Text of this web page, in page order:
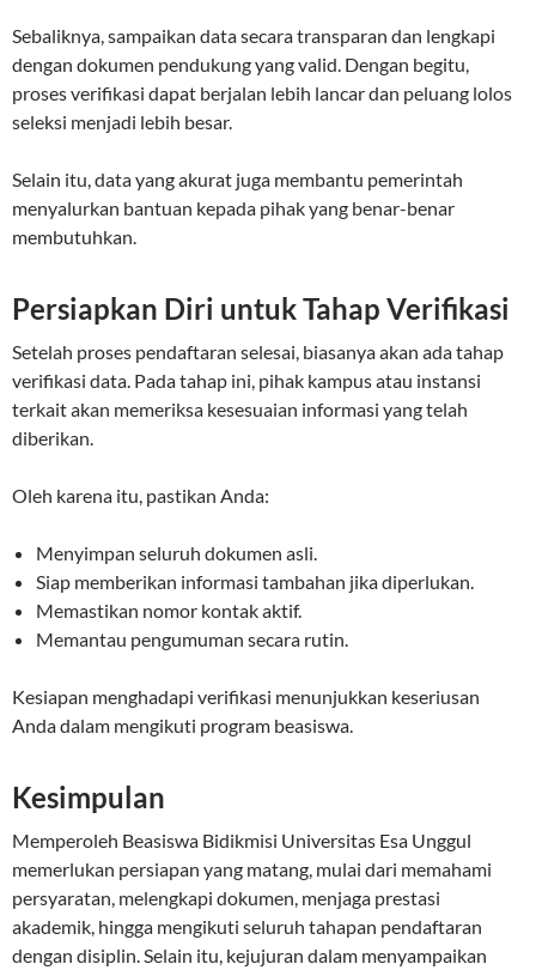
Sebaliknya, sampaikan data secara transparan dan lengkapi
dengan dokumen pendukung yang valid. Dengan begitu,
proses verifikasi dapat berjalan lebih lancar dan peluang lolos
seleksi menjadi lebih besar.
Selain itu, data yang akurat juga membantu pemerintah
menyalurkan bantuan kepada pihak yang benar-benar
membutuhkan.
Persiapkan Diri untuk Tahap Verifikasi
Setelah proses pendaftaran selesai, biasanya akan ada tahap
verifikasi data. Pada tahap ini, pihak kampus atau instansi
terkait akan memeriksa kesesuaian informasi yang telah
diberikan.
Oleh karena itu, pastikan Anda:
Menyimpan seluruh dokumen asli.
Siap memberikan informasi tambahan jika diperlukan.
Memastikan nomor kontak aktif.
Memantau pengumuman secara rutin.
Kesiapan menghadapi verifikasi menunjukkan keseriusan
Anda dalam mengikuti program beasiswa.
Kesimpulan
Memperoleh Beasiswa Bidikmisi Universitas Esa Unggul
memerlukan persiapan yang matang, mulai dari memahami
persyaratan, melengkapi dokumen, menjaga prestasi
akademik, hingga mengikuti seluruh tahapan pendaftaran
dengan disiplin. Selain itu, kejujuran dalam menyampaikan